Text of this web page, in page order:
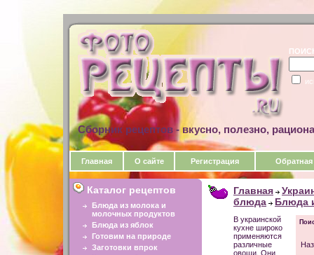
Сборник рецептов - вкусно, полезно,
Главная О сайте Регистрация Обратная
Каталог рецептов
Блюда из молока и
молочных продуктов
Блюда из яблок
Готовим на природе
Заготовки впрок
Главная
блюда
Блюда
В украинской
кухне широко
применяются
различные
овощи. Они